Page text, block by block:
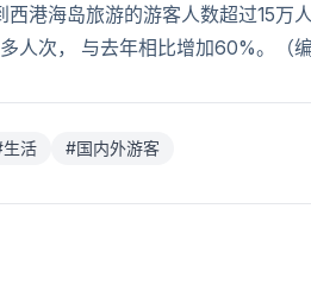
西港海岛旅游的游客人数超过15万
人次， 与去年相比增加60%。（编
生活 #国内外游客